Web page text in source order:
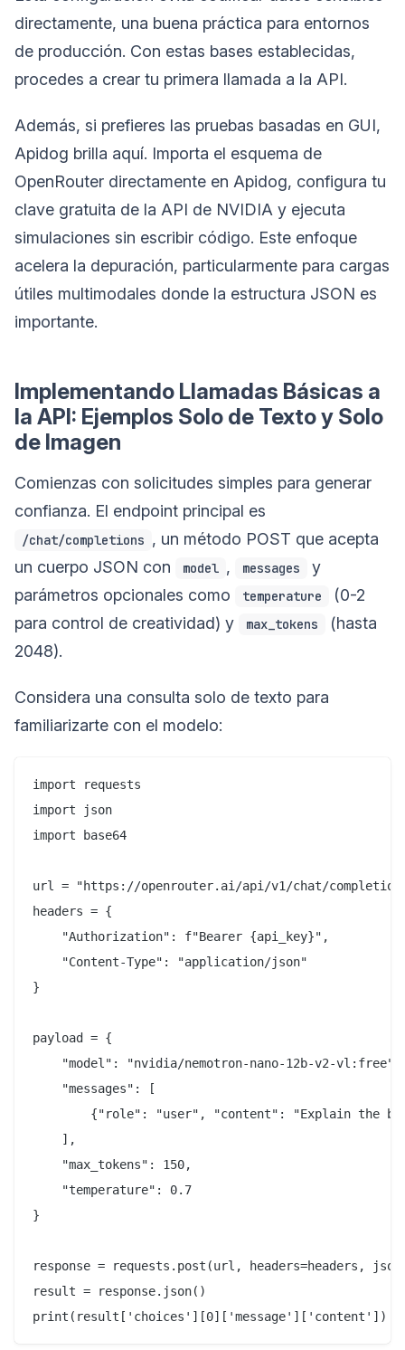
directamente, una buena práctica para entornos
de producción. Con estas bases establecidas,
procedes a crear tu primera llamada a la API.
Además, si prefieres las pruebas basadas en GUI,
Apidog brilla aquí. Importa el esquema de
OpenRouter directamente en Apidog, configura tu
clave gratuita de la API de NVIDIA y ejecuta
simulaciones sin escribir código. Este enfoque
acelera la depuración, particularmente para cargas
útiles multimodales donde la estructura JSON es
importante.
Implementando Llamadas Básicas a
la API: Ejemplos Solo de Texto y Solo
de Imagen
Comienzas con solicitudes simples para generar
confianza. El endpoint principal es
/chat/completions , un método POST que acepta
un cuerpo JSON con
model , messages
y
parámetros opcionales como
temperature
(0-2
para control de creatividad) y
max_tokens
(hasta
2048).
Considera una consulta solo de texto para
familiarizarte con el modelo:
import requests
import json
import base64
url = "https://openrouter.ai/api/v1/chat/
headers = {
    "Authorization": f"Bearer {api_key}",
    "Content-Type": "application/json"
}
payload = {
    "model": "nvidia/nemotron-nano-12b-v2-vl:free",
    "messages": [
{"role": "user", "content": "Explain the
    ],
    "max_tokens": 150,
    "temperature": 0.7
}
response = requests.post(url, headers=headers,
result = response.json()